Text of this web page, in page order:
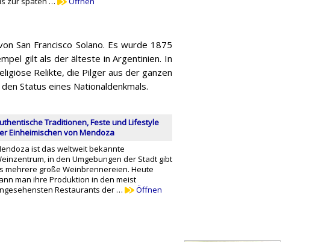
San Francisco Solano. Es wurde 1875
gilt als der älteste in Argentinien. In
Relikte, die Pilger aus der ganzen
Status eines Nationaldenkmals.
Traditionen, Feste und Lifestyle
Einheimischen von Mendoza
ist das weltweit bekannte
in den Umgebungen der Stadt gibt
mehrere große Weinbrennereien. Heute
man ihre Produktion in den meist
Restaurants der …
Öffnen